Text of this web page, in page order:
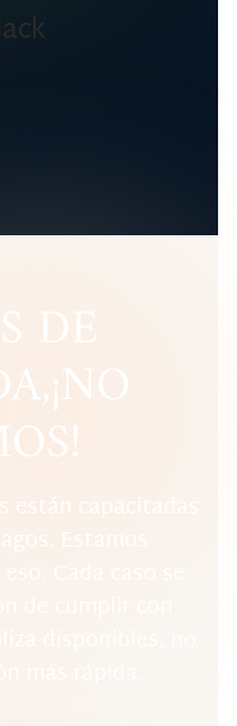
DE
¡NO
están capacitadas